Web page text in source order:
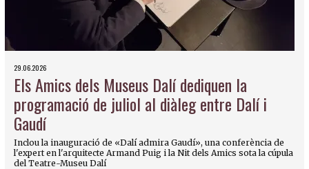
29.06.2026
Els Amics dels Museus Dalí dediquen la
programació de juliol al diàleg entre Dalí i
Gaudí
Inclou la inauguració de «Dalí admira Gaudí», una conferència de
l'expert en l'arquitecte Armand Puig i la Nit dels Amics sota la cúpula
del Teatre-Museu Dalí